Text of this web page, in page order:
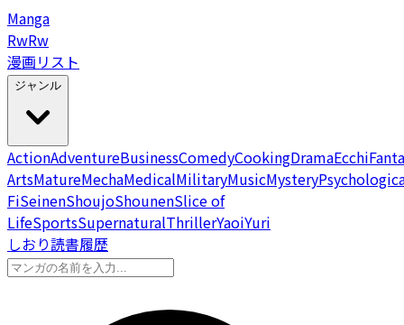
Manga
RwRw
漫画リスト
ジャンル
ActionAdventureBusinessComedyCookingDramaEcchi
ArtsMatureMechaMedicalMilitaryMusicMystery
FiSeinenShoujoShounenSlice of
LifeSportsSupernaturalThrillerYaoiYuri
しおり読書履歴